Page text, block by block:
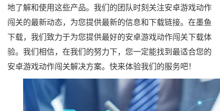
地了解和使用这些产品。我们的团队时刻关注安卓游戏动作
闯关的最新动态，为您提供最新的信息和下载链接。在墨鱼
下载，我们致力于为您提供最好的安卓游戏动作闯关下载体
验。我们相信，在我们的努力下，您一定能找到最适合您的
安卓游戏动作闯关解决方案。快来体验我们的服务吧！